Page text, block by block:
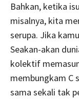
Bahkan, ketika
misalnya, kita
serupa. Jika
Seakan-akan
kolektif
membungkam C
sama sekali tak